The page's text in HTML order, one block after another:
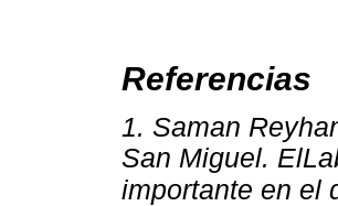
Referencias
1. Saman
San Miguel.
importante en el